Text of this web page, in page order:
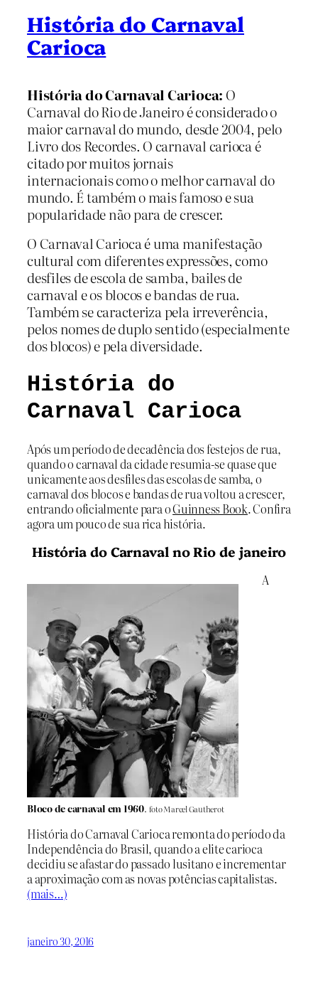
História do Carnaval
Carioca
História do Carnaval Carioca: O
Carnaval do Rio de Janeiro é considerado o
maior carnaval do mundo, desde 2004, pelo
Livro dos Recordes. O carnaval carioca é
citado por muitos jornais
internacionais como o melhor carnaval do
mundo. É também o mais famoso e sua
popularidade não para de crescer.
O Carnaval Carioca é uma manifestação
cultural com diferentes expressões, como
desfiles de escola de samba, bailes de
carnaval e os blocos e bandas de rua.
Também se caracteriza pela irreverência,
pelos nomes de duplo sentido (especialmente
dos blocos) e pela diversidade.
História do
Carnaval Carioca
Após um período de decadência dos festejos de rua,
quando o carnaval da cidade resumia-se quase que
unicamente aos desfiles das escolas de samba, o
carnaval dos blocos e bandas de rua voltou a crescer,
entrando oficialmente para oGuinness Book. Confira
agora um pouco de sua rica história.
História do Carnaval no Rio de janeiro
Bloco de carnaval em 1960. foto Marcel Gautherot
A
História do Carnaval Carioca remonta do período da
Independência do Brasil, quando a elite carioca
decidiu se afastar do passado lusitano e incrementar
a aproximação com as novas potências capitalistas.
(mais…)
janeiro 30, 2016